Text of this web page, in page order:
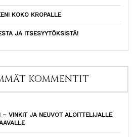
KOKO KROPALLE
JA ITSESYYTÖKSISTÄ!
KOMMENTIT
– VINKIT JA NEUVOT ALOITTELIJALLE